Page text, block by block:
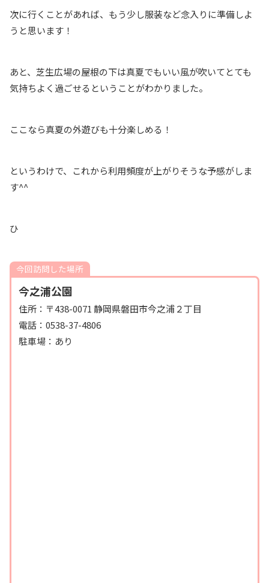
次に行くことがあれば、もう少し服装など念入りに準備しよ
うと思います！
あと、芝生広場の屋根の下は真夏でもいい風が吹いてとても
気持ちよく過ごせるということがわかりました。
ここなら真夏の外遊びも十分楽しめる！
というわけで、これから利用頻度が上がりそうな予感がしま
す^^
ひ
今回訪問した場所
今之浦公園
住所：〒438-0071 静岡県磐田市今之浦２丁目
電話：0538-37-4806
駐車場：あり